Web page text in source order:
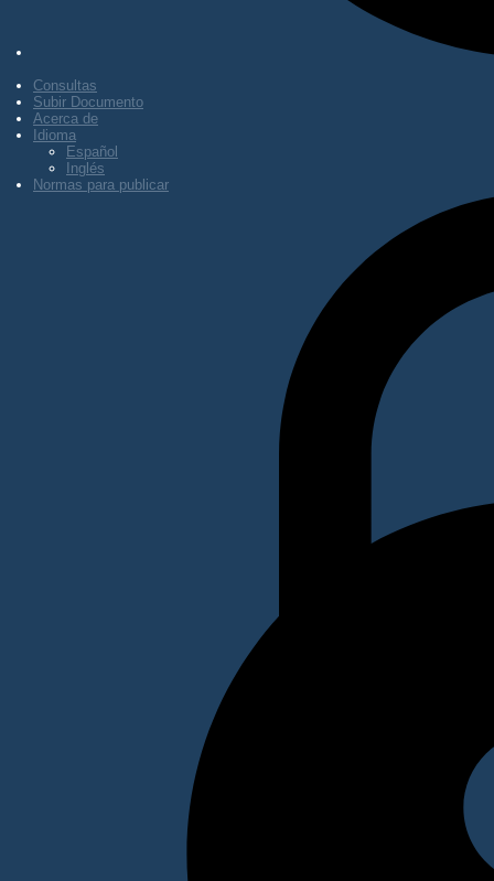
Consultas
Subir Documento
Acerca de
Idioma
Español
Inglés
Normas para publicar